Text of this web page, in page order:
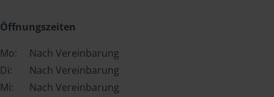
Öffnungszeiten
Mo:
Nach Vereinbarung
Di:
Nach Vereinbarung
Mi:
Nach Vereinbarung